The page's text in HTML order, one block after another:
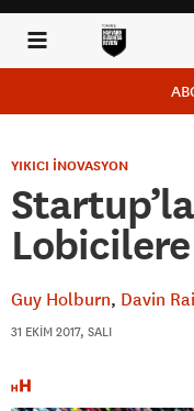
YIKICI İNOVASYON
Guy Holburn Davin
31 EKIM 2017, SALI